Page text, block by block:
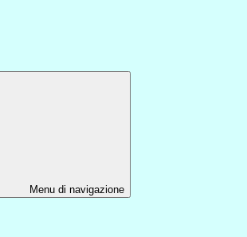
Menu di navigazione